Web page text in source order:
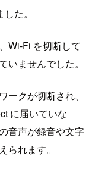
た。
Wi-Fi を切断して
ませんでした。
クが切断され、
に届いていな
音声が録音や文字
れます。